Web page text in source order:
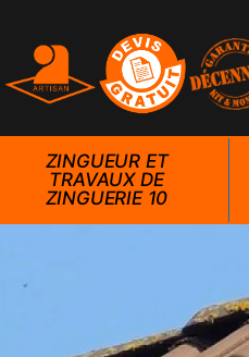
ZINGUEUR ET
TRAVAUX DE
ZINGUERIE 10